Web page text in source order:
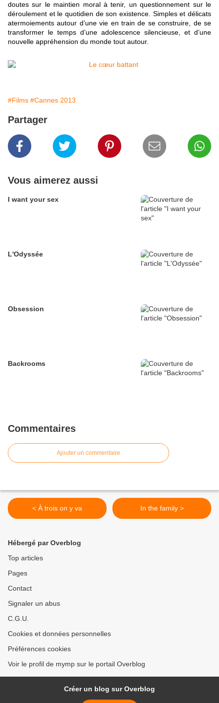
doutes sur le maintien moral à tenir, un questionnement sur le
déroulement et le quotidien de son existence. Simples et délicats
atermoiements autour d’une vie en train de se construire, de se
transformer le temps d’une adolescence silencieuse, et d’une
nouvelle appréhension du monde tout autour.
#Films #Cannes 2013
Partager
Vous aimerez aussi
I want your sex
L'Odyssée
Obsession
Backrooms
Commentaires
Ajouter un commentaire
< À trois on y va In the family >
Hébergé par Overblog
Top articles
Pages
Contact
Signaler un abus
C.G.U.
Cookies et données personnelles
Préférences cookies
Voir le profil de mymp sur le portail Overblog
Créer un blog sur Overblog